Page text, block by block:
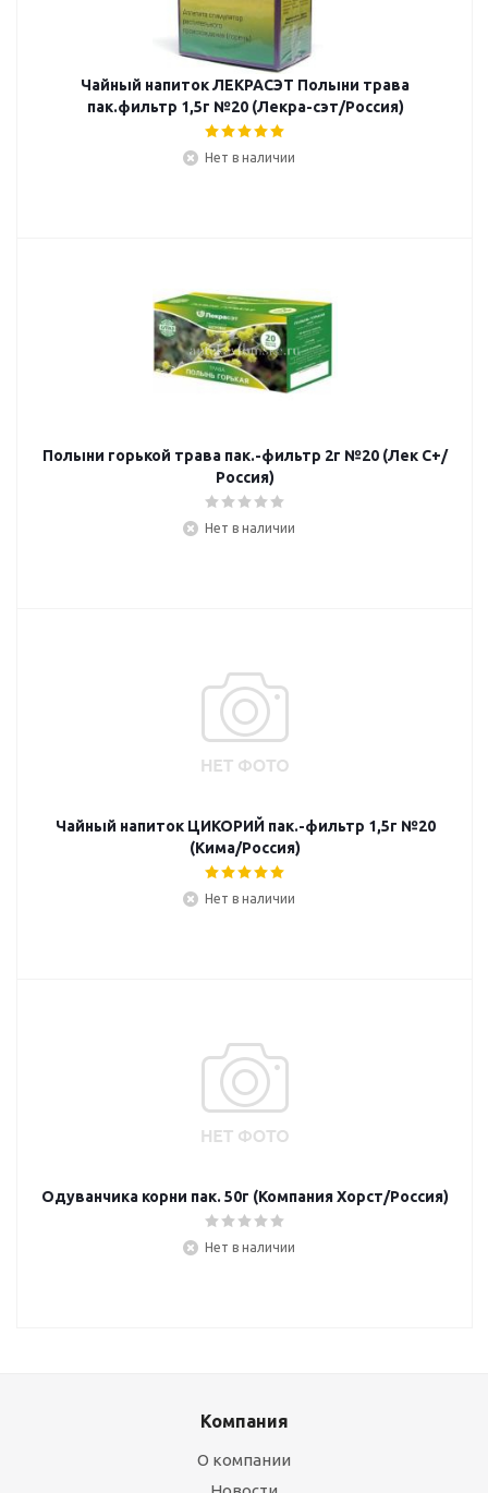
Чайный напиток ЛЕКРАСЭТ Полыни трава
пак.фильтр 1,5г №20 (Лекра-сэт/Россия)
Нет в наличии
Полыни горькой трава пак.-фильтр 2г №20 (Лек С+/
Россия)
Нет в наличии
Чайный напиток ЦИКОРИЙ пак.-фильтр 1,5г №20
(Кима/Россия)
Нет в наличии
Одуванчика корни пак. 50г (Компания Хорст/Россия)
Нет в наличии
Компания
О компании